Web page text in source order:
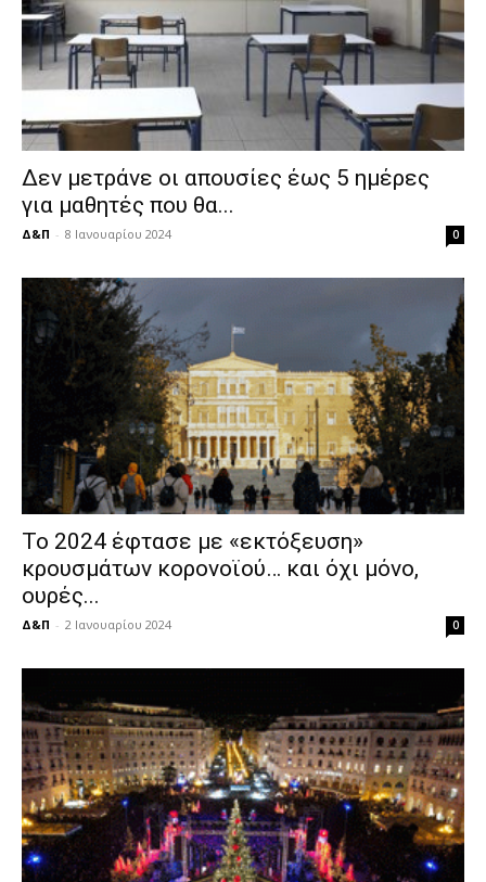
Δεν μετράνε οι απουσίες έως 5 ημέρες
για μαθητές που θα...
Δ&Π - 8 Ιανουαρίου 2024 0
Το 2024 έφτασε με «εκτόξευση»
κρουσμάτων κορονοϊού… και όχι μόνο,
ουρές...
Δ&Π - 2 Ιανουαρίου 2024 0